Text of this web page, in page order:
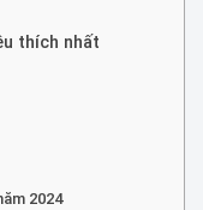
thích nhất
2024